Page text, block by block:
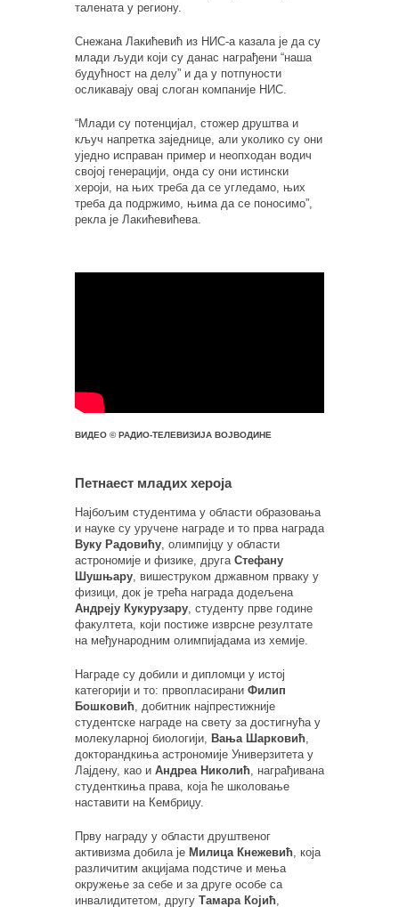
талената у региону.
Снежана Лакићевић из НИС-а казала је да су
млади људи који су данас награђени “наша
будућност на делу” и да у потпуности
осликавају овај слоган компаније НИС.
“Млади су потенцијал, стожер друштва и
кључ напретка заједнице, али уколико су они
уједно исправан пример и неопходан водич
својој генерацији, онда су они истински
хероји, на њих треба да се угледамо, њих
треба да подржимо, њима да се поносимо”,
рекла је Лакићевићева.
ВИДЕО © РАДИО-ТЕЛЕВИЗИЈА ВОЈВОДИНЕ
Петнаест младих хероја
Најбољим студентима у области образовања
и науке су уручене награде и то прва награда
Вуку Радовићу , олимпијцу у области
астрономије и физике, друга Стефану
Шушњару , вишеструком државном прваку у
физици, док је трећа награда додељена
Андреју Кукурузару , студенту прве године
факултета, који постиже изврсне резултате
на међународним олимпијадама из хемије.
Награде су добили и дипломци у истој
категорији и то: првопласирани Филип
Бошковић , добитник најпрестижније
студентске награде на свету за достигнућа у
молекуларној биологији,
Вања Шарковић
докторандкиња астрономије Универзитета у
Лајдену, као и Андреа Николић , награђивана
студенткиња права, која ће школовање
наставити на Кембриџу.
Прву награду у области друштвеног
активизма добила је Милица Кнежевић , која
различитим акцијама подстиче и мења
окружење за себе и за друге особе са
инвалидитетом, другу Тамара Којић